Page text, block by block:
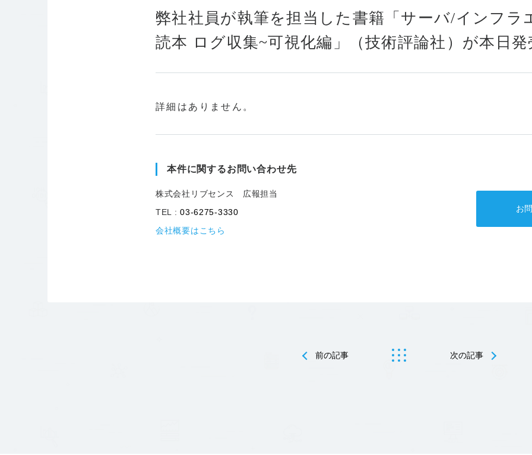
アルムナイの方はこちら
弊社社員が執筆を担当した書籍「サーバ/インフラ
読本 ログ収集~可視化編」（技術評論社）が本日
詳細はありません。
本件に関するお問い合わせ先
株式会社リブセンス 広報担当
TEL :03-6275-3330
会社概要はこちら
お
前の記事 次の記事